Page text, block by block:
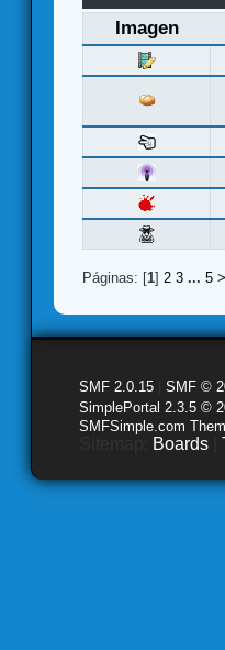
Imagen
Páginas: [1] 2 3 ... 5
SMF 2.0.15 SMF ©
SimplePortal 2.3.5 ©
SMFSimple.com
Boards